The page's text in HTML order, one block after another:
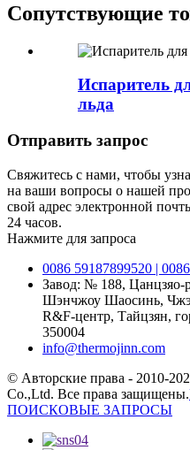
Сопутствующие
Испаритель
льда
Отправить запрос
Свяжитесь с нами, чтобы
на ваши вопросы о нашей
свой адрес электронной
24 часов.
Нажмите для запроса
0086 59187899520 |
Завод: № 188, Цанцзяо-
Шэнчжоу Шаосинь,
R&F-центр, Тайцзян,
350004
info@thermojinn.com
© Авторские права - 2010-
Co.,Ltd. Все права защищены.
ПОИСКОВЫЕ ЗАПРОСЫ